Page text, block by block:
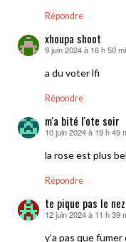
Répondre
xhoupa shoot
dit :
9 juin 2024 à 16 h 50
a du voter lfi
Répondre
m'a bité l'ote soir
dit :
10 juin 2024 à 19 h 49
la rose est plus
Répondre
te pique pas le nez
dit :
12 juin 2024 à 11 h 39
y’a pas que